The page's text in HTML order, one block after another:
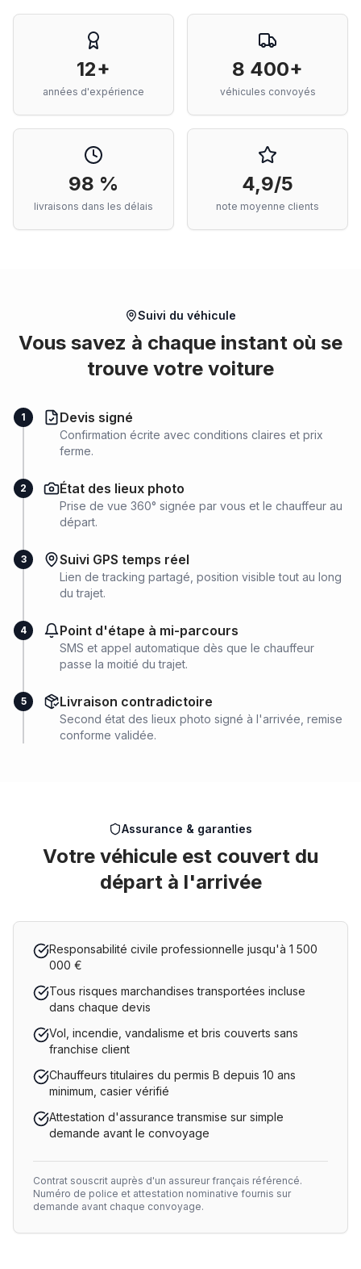
12+
années d'expérience
8 400+
véhicules convoyés
98 %
livraisons dans les délais
4,9/5
note moyenne clients
Suivi du véhicule
Vous savez à chaque instant où se
trouve votre voiture
1 Devis signé
Confirmation écrite avec conditions claires et prix
ferme.
2 État des lieux photo
Prise de vue 360° signée par vous et le chauffeur au
départ.
3 Suivi GPS temps réel
Lien de tracking partagé, position visible tout au long
du trajet.
4 Point d'étape à mi-parcours
SMS et appel automatique dès que le chauffeur
passe la moitié du trajet.
5 Livraison contradictoire
Second état des lieux photo signé à l'arrivée, remise
conforme validée.
Assurance & garanties
Votre véhicule est couvert du
départ à l'arrivée
Responsabilité civile professionnelle jusqu'à 1 500
000 €
Tous risques marchandises transportées incluse
dans chaque devis
Vol, incendie, vandalisme et bris couverts sans
franchise client
Chauffeurs titulaires du permis B depuis 10 ans
minimum, casier vérifié
Attestation d'assurance transmise sur simple
demande avant le convoyage
Contrat souscrit auprès d'un assureur français référencé.
Numéro de police et attestation nominative fournis sur
demande avant chaque convoyage.